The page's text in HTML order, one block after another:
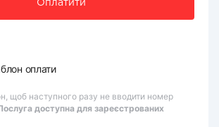
Оплатити
оплати
щоб наступного разу не вводити номер
доступна для зареєстрованих